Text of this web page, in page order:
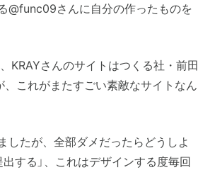
@func09さんに自分の作ったものを
KRAYさんのサイトはつくる社・前田
これがまたすごい素敵なサイトなん
したが、全部ダメだったらどうしよ
する」、これはデザインする度毎回